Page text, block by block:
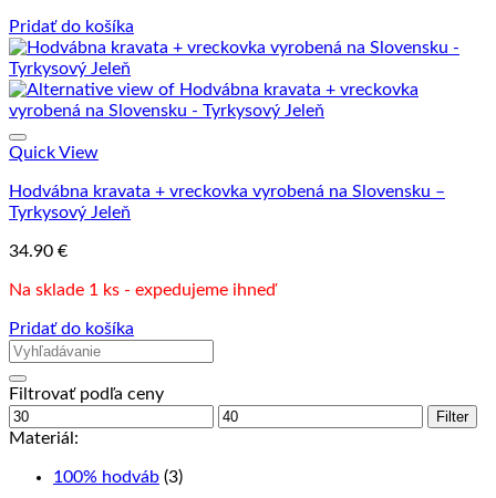
Pridať do košíka
Quick View
Hodvábna kravata + vreckovka vyrobená na Slovensku –
Tyrkysový Jeleň
34.90 €
Na sklade 1 ks - expedujeme ihneď
Pridať do košíka
Filtrovať podľa ceny
Minimálna
cena
Maximálna
Filter
Materiál:
100% hodváb (3)